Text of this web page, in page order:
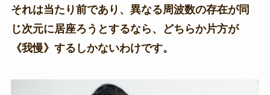
それは当たり前であり、異なる周波数の存在が同
じ次元に居座ろうとするなら、どちらか片方が
《我慢》するしかないわけです。